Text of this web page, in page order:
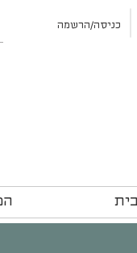
כניסה/הרשמה